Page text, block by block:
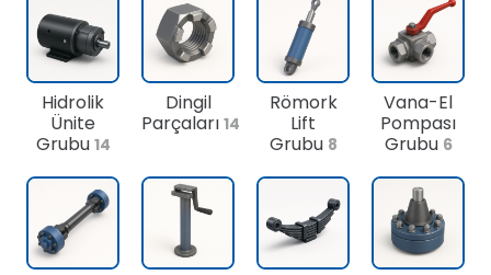
Hidrolik
Ünite
Grubu 14
Dingil
Parçaları 14
Römork
Lift
Grubu 8
Vana-El
Pompası
Grubu 6